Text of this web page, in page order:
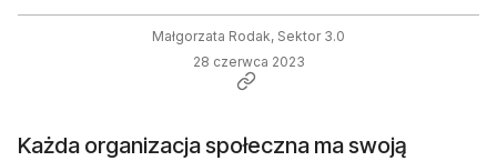
Małgorzata Rodak, Sektor 3.0
28 czerwca 2023
Każda organizacja społeczna ma swoją